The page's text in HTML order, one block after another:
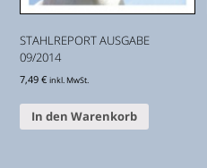
STAHLREPORT AUSGABE
09/2014
7,49€ inkl. MwSt.
In den Warenkorb